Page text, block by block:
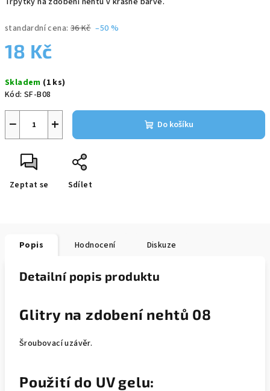
standardní cena: 36 Kč –50 %
18 Kč
cena:
Skladem (1 ks)
Kód: SF-B08
+
− Do košíku
Zeptat se Sdílet
Popis Hodnocení Diskuze
Detailní popis produktu
Glitry na zdobení nehtů 08
Šroubovací uzávěr.
Použití do UV gelu: